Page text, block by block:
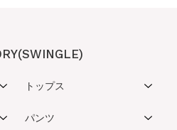
トップス
パンツ